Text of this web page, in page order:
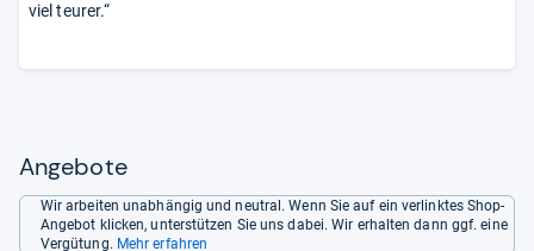
viel teurer.“
Angebote
Wir arbeiten unabhängig und neutral. Wenn Sie auf ein verlinktes Shop-
Angebot klicken, unterstützen Sie uns dabei. Wir erhalten dann ggf. eine
Vergütung. Mehr erfahren